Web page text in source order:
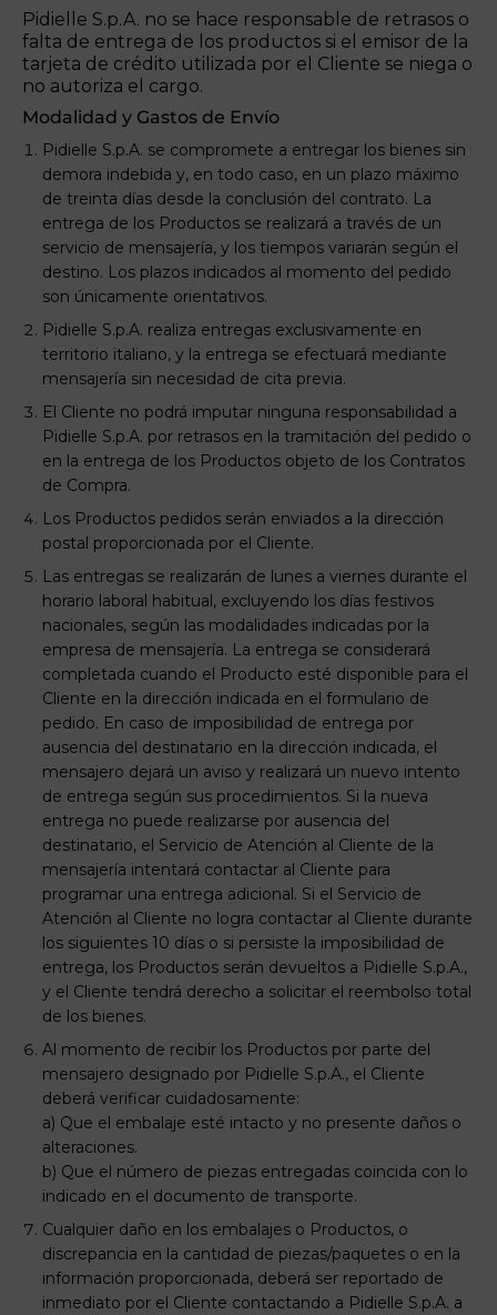
Pidielle S.p.A. no se hace responsable de retrasos o
falta de entrega de los productos si el emisor de la
tarjeta de crédito utilizada por el Cliente se niega o
no autoriza el cargo.
Modalidad y Gastos de Envío
Pidielle S.p.A. se compromete a entregar los bienes sin
demora indebida y, en todo caso, en un plazo máximo
de treinta días desde la conclusión del contrato. La
entrega de los Productos se realizará a través de un
servicio de mensajería, y los tiempos variarán según el
destino. Los plazos indicados al momento del pedido
son únicamente orientativos.
Pidielle S.p.A. realiza entregas exclusivamente en
territorio italiano, y la entrega se efectuará mediante
mensajería sin necesidad de cita previa.
El Cliente no podrá imputar ninguna responsabilidad a
Pidielle S.p.A. por retrasos en la tramitación del pedido o
en la entrega de los Productos objeto de los Contratos
de Compra.
Los Productos pedidos serán enviados a la dirección
postal proporcionada por el Cliente.
Las entregas se realizarán de lunes a viernes durante el
horario laboral habitual, excluyendo los días festivos
nacionales, según las modalidades indicadas por la
empresa de mensajería. La entrega se considerará
completada cuando el Producto esté disponible para el
Cliente en la dirección indicada en el formulario de
pedido. En caso de imposibilidad de entrega por
ausencia del destinatario en la dirección indicada, el
mensajero dejará un aviso y realizará un nuevo intento
de entrega según sus procedimientos. Si la nueva
entrega no puede realizarse por ausencia del
destinatario, el Servicio de Atención al Cliente de la
mensajería intentará contactar al Cliente para
programar una entrega adicional. Si el Servicio de
Atención al Cliente no logra contactar al Cliente durante
los siguientes 10 días o si persiste la imposibilidad de
entrega, los Productos serán devueltos a Pidielle S.p.A.,
y el Cliente tendrá derecho a solicitar el reembolso total
de los bienes.
Al momento de recibir los Productos por parte del
mensajero designado por Pidielle S.p.A., el Cliente
deberá verificar cuidadosamente:
a) Que el embalaje esté intacto y no presente daños o
alteraciones.
b) Que el número de piezas entregadas coincida con lo
indicado en el documento de transporte.
Cualquier daño en los embalajes o Productos, o
discrepancia en la cantidad de piezas/paquetes o en la
información proporcionada, deberá ser reportado de
inmediato por el Cliente contactando a Pidielle S.p.A. a